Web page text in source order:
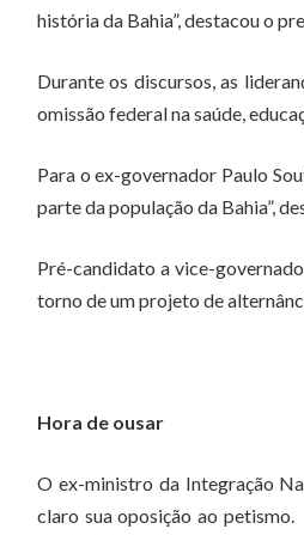
história da Bahia”, destacou o
Durante os discursos, as
omissão federal na saúde,
Para o ex-governador Paulo
parte da população da Bahia”,
Pré-candidato a vice-
torno de um projeto de
Hora de ousar
O ex-ministro da Integração
claro sua oposição ao petismo.